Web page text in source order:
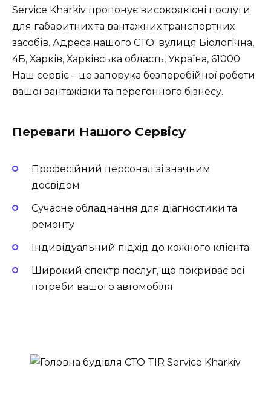
Service Kharkiv пропонує високоякісні послуги
для габаритних та вантажних транспортних
засобів. Адреса нашого СТО: вулиця Біологічна,
4Б, Харків, Харківська область, Україна, 61000.
Наш сервіс – це запорука безперебійної роботи
вашої вантажівки та перегонного бізнесу.
Переваги Нашого Сервісу
Професійний персонал зі значним
досвідом
Сучасне обладнання для діагностики та
ремонту
Індивідуальний підхід до кожного клієнта
Широкий спектр послуг, що покриває всі
потреби вашого автомобіля